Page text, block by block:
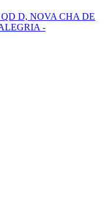
D, NOVA CHA DE
-